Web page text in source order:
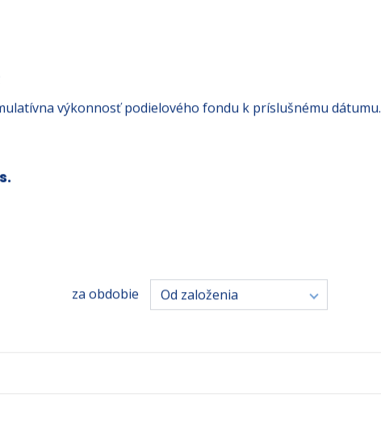
výkonnosť podielového fondu k príslušnému dátumu.
za obdobie Od založenia